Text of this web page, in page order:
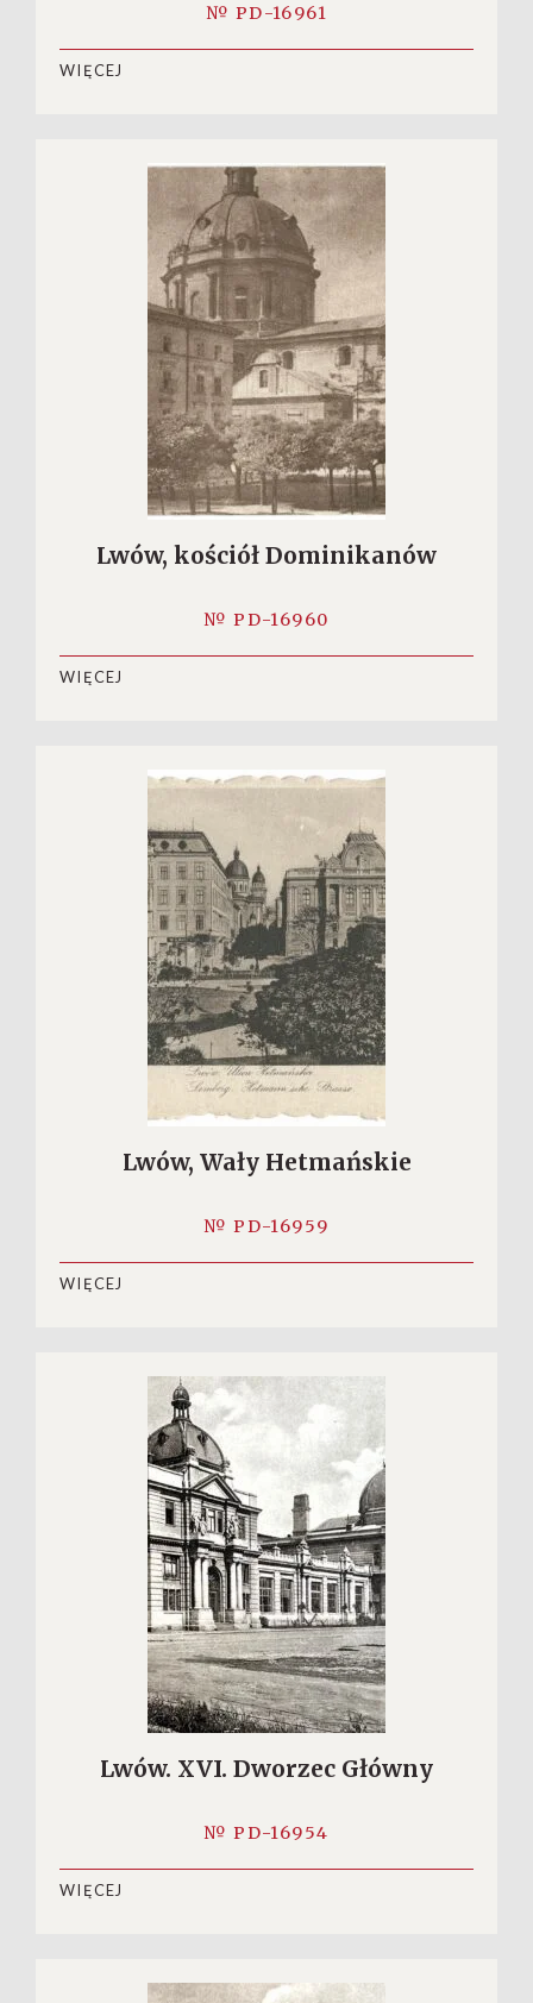
№ PD-16961
WIĘCEJ
Lwów, kościół Dominikanów
№ PD-16960
WIĘCEJ
Lwów, Wały Hetmańskie
№ PD-16959
WIĘCEJ
Lwów. XVI. Dworzec Główny
№ PD-16954
WIĘCEJ